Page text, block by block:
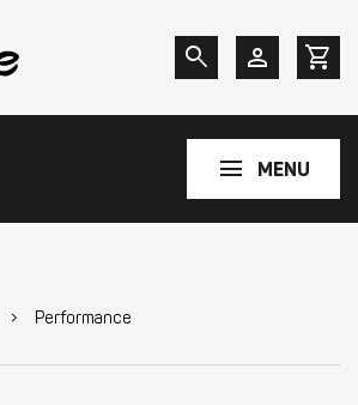
search person shopping_cart
menu MENU
chevron_right Performance